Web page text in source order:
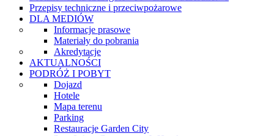
Przepisy techniczne i przeciwpożarowe
DLA MEDIÓW
Informacje prasowe
Materiały do pobrania
Akredytacje
AKTUALNOŚCI
PODRÓŻ I POBYT
Dojazd
Hotele
Mapa terenu
Parking
Restauracje Garden City